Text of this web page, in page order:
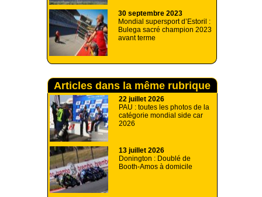
30 septembre 2023
Mondial supersport d’Estoril :
Bulega sacré champion 2023
avant terme
Articles dans la même rubrique
22 juillet 2026
PAU : toutes les photos de la
catégorie mondial side car
2026
13 juillet 2026
Donington : Doublé de
Booth-Amos à domicile